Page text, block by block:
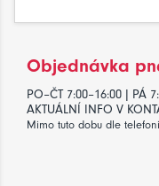
Objednávka
PO–ČT 7:00–16:00 | PÁ
AKTUÁLNÍ INFO V
Mimo tuto dobu dle